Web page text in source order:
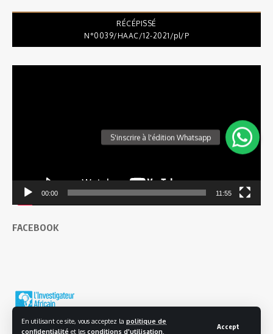
En utilisant ce site, vous acceptez la politique de
confidentialité et les conditions d'utilisation
Accept
RÉCÉPISSÉ
N°0039/HAAC/12-2021/pl/P
00:00 11:55
FACEBOOK